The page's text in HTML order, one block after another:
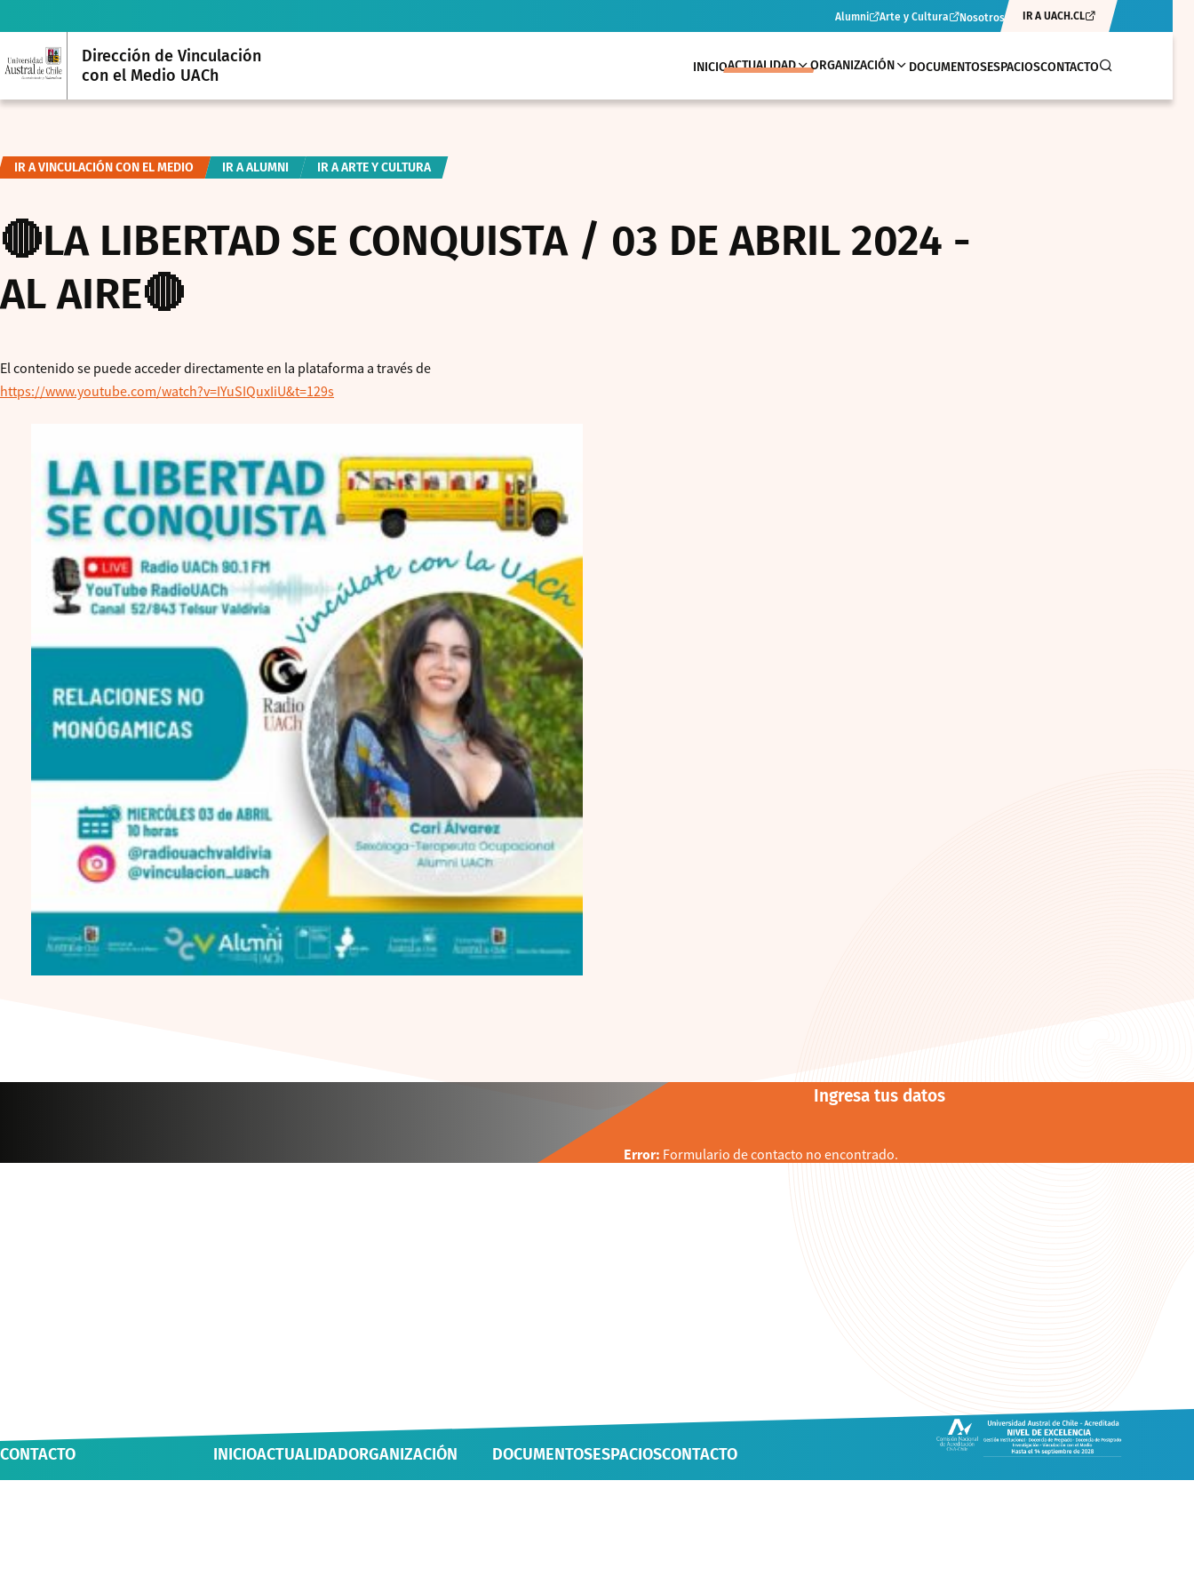
Alumni Arte y Cultura Nosotros IR A UACH.CL
Dirección de Vinculación
con el Medio UACh
INICIOACTUALIDAD ORGANIZACIÓN DOCUMENTOSESPACIOSCONTACTO
IR A VINCULACIÓN CON EL MEDIO IR A ALUMNI IR A ARTE Y CULTURA
🔴LA LIBERTAD SE CONQUISTA / 03 DE ABRIL 2024 -
AL AIRE🔴
El contenido se puede acceder directamente en la plataforma a través de
https://www.youtube.com/watch?v=IYuSIQuxIiU&t=129s
Ingresa tus datos
Error: Formulario de contacto no encontrado.
CONTACTO INICIOACTUALIDADORGANIZACIÓN DOCUMENTOSESPACIOSCONTACTO